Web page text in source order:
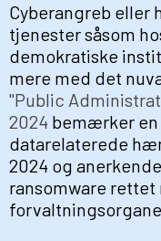
Cyberangreb eller
tjenester såsom
demokratiske
mere med det
"Public
2024 bemærker
datarelaterede
2024 og
ransomware